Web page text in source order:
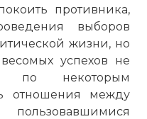
противника,
выборов
жизни, но
успехов не
по некоторым
отношения между